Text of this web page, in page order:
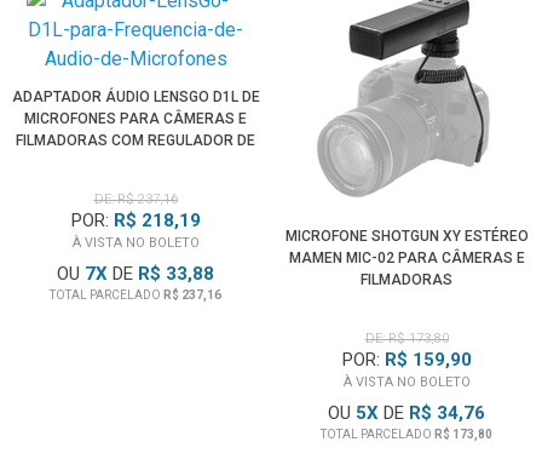
ADAPTADOR ÁUDIO LENSGO D1L DE
MICROFONES PARA CÂMERAS E
FILMADORAS COM REGULADOR DE
DE: R$ 237,16
POR: R$ 218,19
À VISTA NO BOLETO
OU 7X DE R$ 33,88
TOTAL PARCELADO R$ 237,16
MICROFONE SHOTGUN XY ESTÉREO
MAMEN MIC-02 PARA CÂMERAS E
FILMADORAS
DE: R$ 173,80
POR: R$ 159,90
À VISTA NO BOLETO
OU 5X DE R$ 34,76
TOTAL PARCELADO R$ 173,80